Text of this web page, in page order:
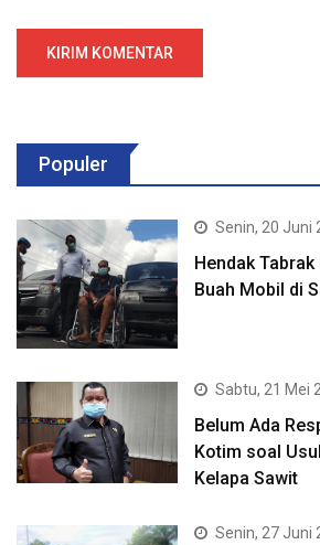
Populer
Senin, 20 Juni
Hendak
Buah Mobil di
Sabtu, 21 Mei
Belum Ada
Kotim soal
Kelapa Sawit
Senin, 27 Juni